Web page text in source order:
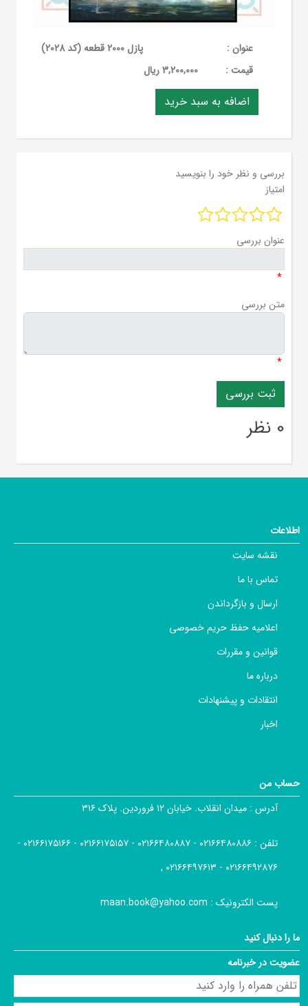
عنوان :
پازل 2000 قطعه (کد 2028)
قيمت :
3,200,000 ریال
بررسی و نظر خود را بنویسید
امتیاز
عنوان بررسی
*
متن بررسی
*
0 نظر
اطلاعات
نقشه سایت
تماس با ما
ارسال و بازگرداندن
اعلامیه حفظ حریم خصوصی
قوانین و مقررات
درباره ما
انتقادات و پیشنهادات
اخبار
حساب من
آدرس : میدان انقلاب. خیابان ۱۲ فروردین. پلاک ۳۱۶
تلفن :
۰۲۱۶۶۴۸۰۸۸۶ - ۰۲۱۶۶۴۸۰۸۸۷ - ۰۲۱۶۶۱۷۵۱۵۷ - ۰۲۱۶۶۱۷۵۱۶۶ -
۰۲۱۶۶۴۹۲۸۷۶ - ۰۲۱۶۶۴۹۷۶۱۳ ,
پست الکترونیک : maan.book@yahoo.com
ما را دنبال کنید
عضویت در خبرنامه